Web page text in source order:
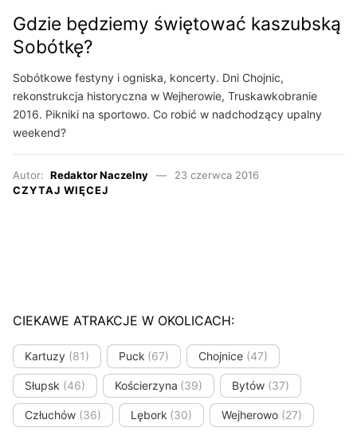
Gdzie będziemy świętować kaszubską
Sobótkę?
Sobótkowe festyny i ogniska, koncerty. Dni Chojnic,
rekonstrukcja historyczna w Wejherowie, Truskawkobranie
2016. Pikniki na sportowo. Co robić w nadchodzący upalny
weekend?
Autor: Redaktor Naczelny
23 czerwca 2016
CZYTAJ WIĘCEJ
CIEKAWE ATRAKCJE W OKOLICACH:
Kartuzy (81) Puck (67) Chojnice (47)
Słupsk (46) Kościerzyna (39) Bytów (37)
Człuchów (36) Lębork (30) Wejherowo (27)